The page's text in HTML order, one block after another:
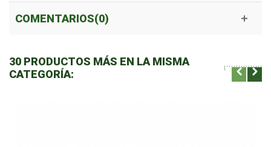
COMENTARIOS(0)
30 PRODUCTOS MÁS EN LA MISMA
CATEGORÍA: